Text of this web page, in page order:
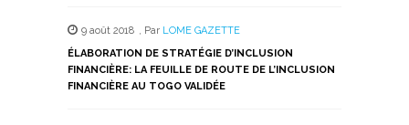
9 août 2018 , Par LOME GAZETTE
ÉLABORATION DE STRATÉGIE D’INCLUSION
FINANCIÈRE: LA FEUILLE DE ROUTE DE L’INCLUSION
FINANCIÈRE AU TOGO VALIDÉE